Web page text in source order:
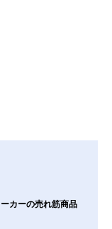
カーの売れ筋商品